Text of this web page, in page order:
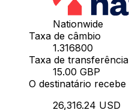
Nationwide
Taxa de câmbio
1.316800
Taxa de transferência
15.00 GBP
O destinatário recebe
26,316.24 USD